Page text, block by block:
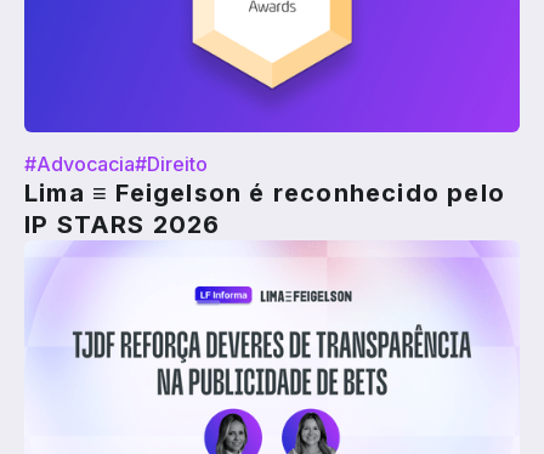
#Advocacia#Direito
Lima ≡ Feigelson é reconhecido pelo
IP STARS 2026